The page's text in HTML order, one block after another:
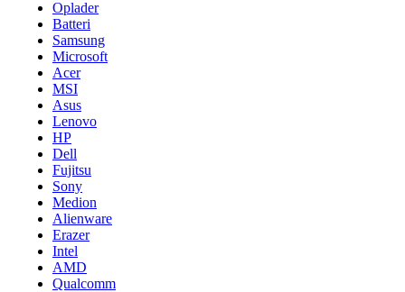
Oplader
Batteri
Samsung
Microsoft
Acer
MSI
Asus
Lenovo
HP
Dell
Fujitsu
Sony
Medion
Alienware
Erazer
Intel
AMD
Qualcomm